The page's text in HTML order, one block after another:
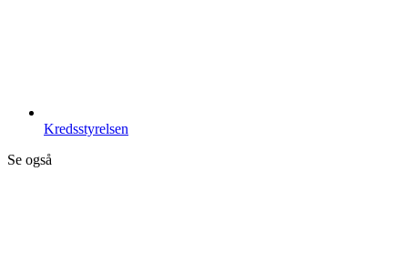
Kredsstyrelsen
Se også